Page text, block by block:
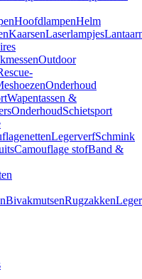
HoofdlampenHelm
KaarsenLaserlampjes
Outdoor
Onderhoud
Wapentassen &
OnderhoudSchietsport
LegerverfSchmink
Camouflage stofBand &
BivakmutsenRugzakken